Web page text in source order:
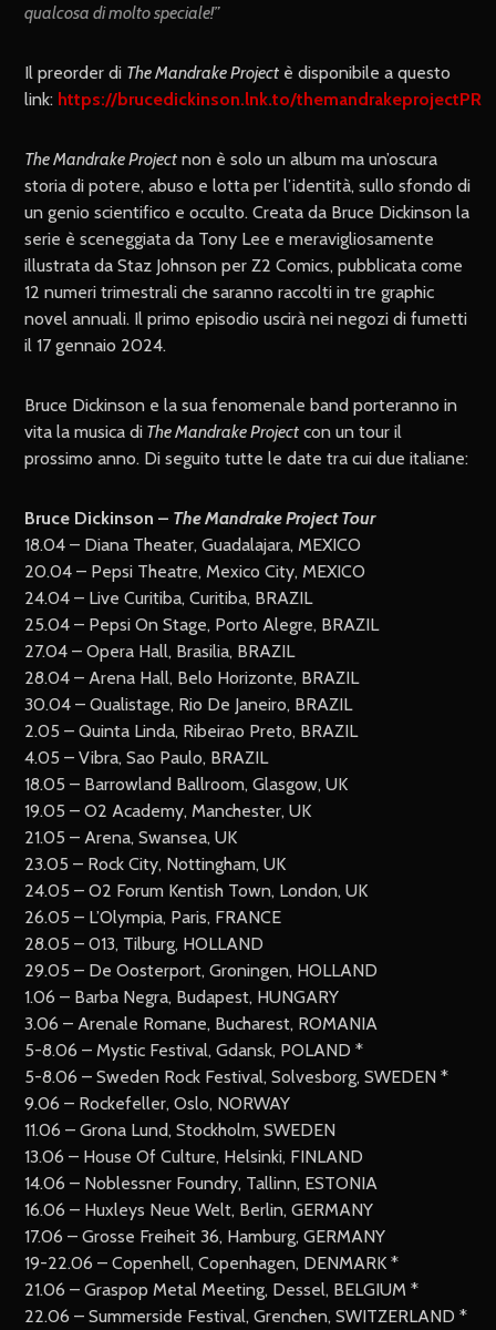
qualcosa di molto speciale!”
Il preorder di The Mandrake Project è disponibile a questo
link: https://brucedickinson.lnk.to/themandrakeprojectPR
The Mandrake Project non è solo un album ma un’oscura
storia di potere, abuso e lotta per l’identità, sullo sfondo di
un genio scientifico e occulto. Creata da Bruce Dickinson la
serie è sceneggiata da Tony Lee e meravigliosamente
illustrata da Staz Johnson per Z2 Comics, pubblicata come
12 numeri trimestrali che saranno raccolti in tre graphic
novel annuali. Il primo episodio uscirà nei negozi di fumetti
il 17 gennaio 2024.
Bruce Dickinson e la sua fenomenale band porteranno in
vita la musica di The Mandrake Project con un tour il
prossimo anno. Di seguito tutte le date tra cui due italiane:
Bruce Dickinson – The Mandrake Project Tour
18.04 – Diana Theater, Guadalajara, MEXICO
20.04 – Pepsi Theatre, Mexico City, MEXICO
24.04 – Live Curitiba, Curitiba, BRAZIL
25.04 – Pepsi On Stage, Porto Alegre, BRAZIL
27.04 – Opera Hall, Brasilia, BRAZIL
28.04 – Arena Hall, Belo Horizonte, BRAZIL
30.04 – Qualistage, Rio De Janeiro, BRAZIL
2.05 – Quinta Linda, Ribeirao Preto, BRAZIL
4.05 – Vibra, Sao Paulo, BRAZIL
18.05 – Barrowland Ballroom, Glasgow, UK
19.05 – O2 Academy, Manchester, UK
21.05 – Arena, Swansea, UK
23.05 – Rock City, Nottingham, UK
24.05 – O2 Forum Kentish Town, London, UK
26.05 – L’Olympia, Paris, FRANCE
28.05 – 013, Tilburg, HOLLAND
29.05 – De Oosterport, Groningen, HOLLAND
1.06 – Barba Negra, Budapest, HUNGARY
3.06 – Arenale Romane, Bucharest, ROMANIA
5-8.06 – Mystic Festival, Gdansk, POLAND *
5-8.06 – Sweden Rock Festival, Solvesborg, SWEDEN *
9.06 – Rockefeller, Oslo, NORWAY
11.06 – Grona Lund, Stockholm, SWEDEN
13.06 – House Of Culture, Helsinki, FINLAND
14.06 – Noblessner Foundry, Tallinn, ESTONIA
16.06 – Huxleys Neue Welt, Berlin, GERMANY
17.06 – Grosse Freiheit 36, Hamburg, GERMANY
19-22.06 – Copenhell, Copenhagen, DENMARK *
21.06 – Graspop Metal Meeting, Dessel, BELGIUM *
22.06 – Summerside Festival, Grenchen, SWITZERLAND *